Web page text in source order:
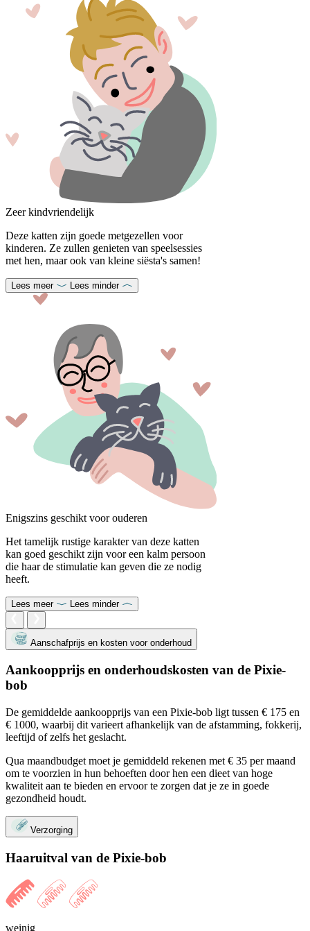
Zeer kindvriendelijk
Deze katten zijn goede metgezellen voor
kinderen. Ze zullen genieten van speelsessies
met hen, maar ook van kleine siësta's samen!
Lees meer Lees minder
Enigszins geschikt voor ouderen
Het tamelijk rustige karakter van deze katten
kan goed geschikt zijn voor een kalm persoon
die haar de stimulatie kan geven die ze nodig
heeft.
Lees meer Lees minder
Aanschafprijs en kosten voor onderhoud
Aankoopprijs en onderhoudskosten van de Pixie-
bob
De gemiddelde aankoopprijs van een Pixie-bob ligt tussen € 175 en
€ 1000, waarbij dit varieert afhankelijk van de afstamming, fokkerij,
leeftijd of zelfs het geslacht.
Qua maandbudget moet je gemiddeld rekenen met € 35 per maand
om te voorzien in hun behoeften door hen een dieet van hoge
kwaliteit aan te bieden en ervoor te zorgen dat je ze in goede
gezondheid houdt.
Verzorging
Haaruitval van de Pixie-bob
weinig